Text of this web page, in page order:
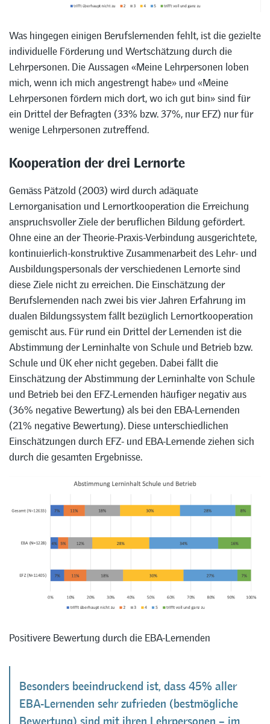
Was hingegen einigen Berufslernenden fehlt, ist die gezielte
individuelle Förderung und Wertschätzung durch die
Lehrpersonen. Die Aussagen «Meine Lehrpersonen loben
mich, wenn ich mich angestrengt habe» und «Meine
Lehrpersonen fördern mich dort, wo ich gut bin» sind für
ein Drittel der Befragten (33% bzw. 37%, nur EFZ) nur für
wenige Lehrpersonen zutreffend.
Kooperation der drei Lernorte
Gemäss Pätzold (2003) wird durch adäquate
Lernorganisation und Lernortkooperation die Erreichung
anspruchsvoller Ziele der beruflichen Bildung gefördert.
Ohne eine an der Theorie-Praxis-Verbindung ausgerichtete,
kontinuierlich-konstruktive Zusammenarbeit des Lehr- und
Ausbildungspersonals der verschiedenen Lernorte sind
diese Ziele nicht zu erreichen. Die Einschätzung der
Berufslernenden nach zwei bis vier Jahren Erfahrung im
dualen Bildungssystem fällt bezüglich Lernortkooperation
gemischt aus. Für rund ein Drittel der Lernenden ist die
Abstimmung der Lerninhalte von Schule und Betrieb bzw.
Schule und ÜK eher nicht gegeben. Dabei fällt die
Einschätzung der Abstimmung der Lerninhalte von Schule
und Betrieb bei den EFZ-Lernenden häufiger negativ aus
(36% negative Bewertung) als bei den EBA-Lernenden
(21% negative Bewertung). Diese unterschiedlichen
Einschätzungen durch EFZ- und EBA-Lernende ziehen sich
durch die gesamten Ergebnisse.
Positivere Bewertung durch die EBA-Lernenden
Besonders beeindruckend ist, dass 45% aller
EBA-Lernenden sehr zufrieden (bestmögliche
Bewertung) sind mit ihren Lehrpersonen – im